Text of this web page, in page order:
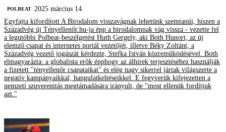
‎POLBEAT 2025 március 14.
Egyfajta kifordított A Birodalom visszavágnak lehetünk szemtanúi, hiszen a
Századvég új Tényellenőr.hu-ja épp a birodalomnak vág vissza - vezette fel
a legutóbbi Polbeat-beszélgetést Huth Gergely, aki Both Hunort, az új
elemző csapat és internetes portál vezetőjét, illetve Béky Zoltánt, a
Századvég vezető jogászát kérdezte, Stefka István közreműködésével. Both
elmagyarázta: a globalista erők épphogy az álhírek terjesztéséhez használják
a fizetett "tényellenőr csapataikat" és elég nagy sikerrel jártak világszerte a
negatív kampányaikkal, hangulatkeltéseikkel. E fegyverük kifejezetten a
nemzeti szuverenitás megtámadására irányult, de "most ellenük fordítjuk
azt."